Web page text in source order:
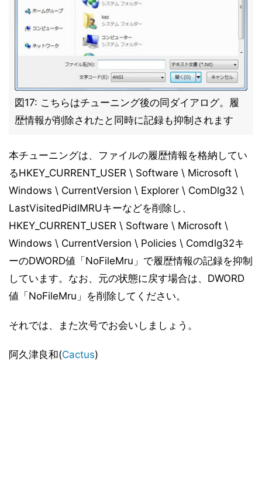
図17: こちらはチューニング後の同ダイアログ。履
歴情報が削除されたと同時に記録も抑制されます
本チューニングは、ファイルの履歴情報を格納してい
るHKEY_CURRENT_USER \ Software \ Microsoft \
Windows \ CurrentVersion \ Explorer \ ComDlg32 \
LastVisitedPidlMRUキーなどを削除し、
HKEY_CURRENT_USER \ Software \ Microsoft \
Windows \ CurrentVersion \ Policies \ Comdlg32キ
ーのDWORD値「NoFileMru」で履歴情報の記録を抑制
しています。なお、元の状態に戻す場合は、DWORD
値「NoFileMru」を削除してください。
それでは、また次号でお会いしましょう。
阿久津良和(Cactus)